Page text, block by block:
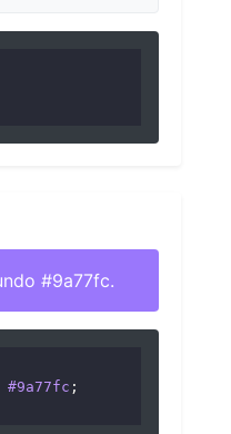
#9a77fc.
#9a77fc ;